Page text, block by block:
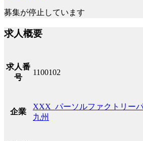
募集が停止しています
求人概要
求人番
号
1100102
企業
XXX_パーソルファクトリー
九州